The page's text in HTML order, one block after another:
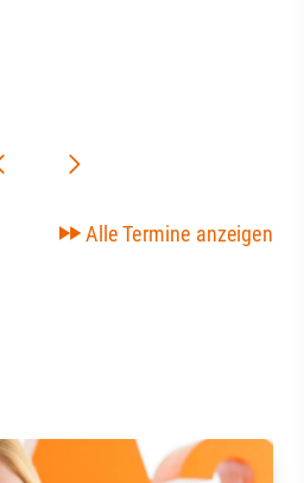
Alle Termine anzeigen